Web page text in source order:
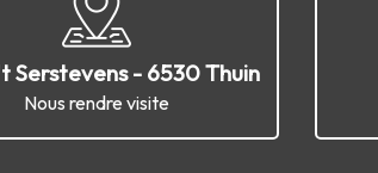
Serstevens - 6530 Thuin
Nous rendre visite